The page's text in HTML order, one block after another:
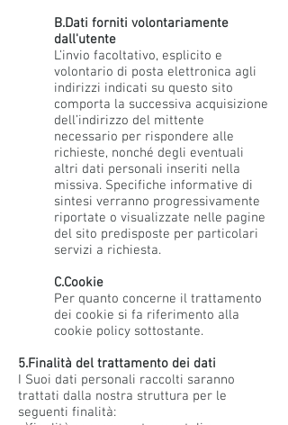
B.Dati forniti volontariamente
dall'utente
L’invio facoltativo, esplicito e
volontario di posta elettronica agli
indirizzi indicati su questo sito
comporta la successiva acquisizione
dell’indirizzo del mittente
necessario per rispondere alle
richieste, nonché degli eventuali
altri dati personali inseriti nella
missiva. Specifiche informative di
sintesi verranno progressivamente
riportate o visualizzate nelle pagine
del sito predisposte per particolari
servizi a richiesta.
C.Cookie
Per quanto concerne il trattamento
dei cookie si fa riferimento alla
cookie policy sottostante.
5.Finalità del trattamento dei dati
I Suoi dati personali raccolti saranno
trattati dalla nostra struttura per le
seguenti finalità: